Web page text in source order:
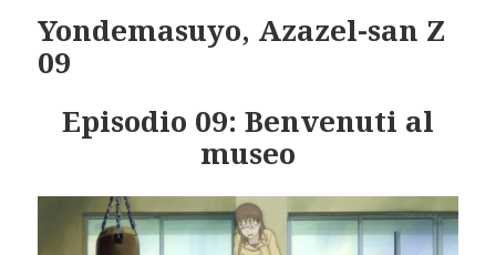
Yondemasuyo, Azazel-san Z
09
Episodio 09: Benvenuti al
museo